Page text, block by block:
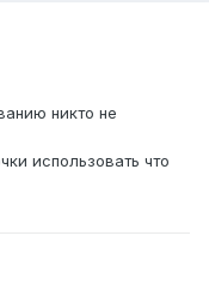
никто не
использовать что